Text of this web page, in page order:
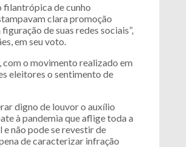
filantrópica de cunho
clara promoção
de suas redes sociais”,
em seu voto.
com o movimento realizado em
eleitores o sentimento de
digno de louvor o auxílio
à pandemia que aflige toda a
não pode se revestir de
de caracterizar infração